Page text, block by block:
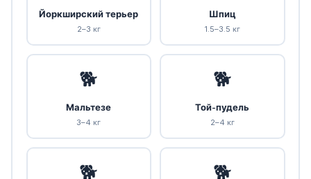
Йоркширский терьер
2–3 кг
Шпиц
1.5–3.5 кг
🐕
Мальтезе
3–4 кг
🐕
Той-пудель
2–4 кг
🐕 🐕